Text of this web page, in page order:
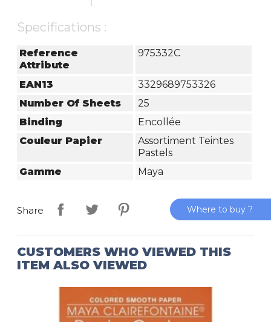
Specifications :
Reference
Attribute
975332C
EAN13
3329689753326
Number Of Sheets
25
Binding
Encollée
Couleur Papier
Assortiment Teintes
Pastels
Gamme
Maya
Share
CUSTOMERS WHO VIEWED THIS
ITEM ALSO VIEWED
Where to buy ?